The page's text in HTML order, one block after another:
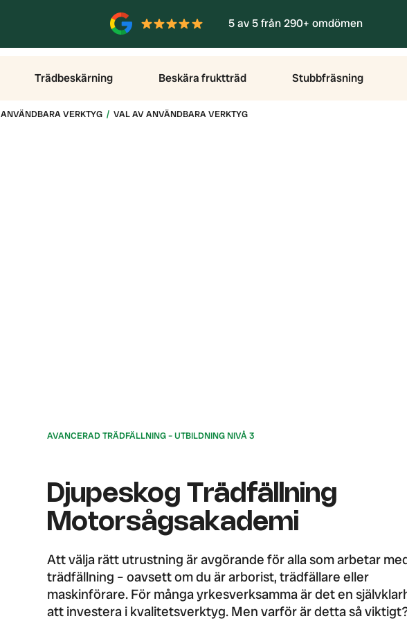
5 av 5 från 290+ omdömen
Trädbeskärning Beskära fruktträd Stubbfräsning
ANVÄNDBARA VERKTYG VAL AV ANVÄNDBARA VERKTYG
AVANCERAD TRÄDFÄLLNING – UTBILDNING NIVÅ 3
Djupeskog Trädfällning
Motorsågsakademi
Att välja rätt utrustning är avgörande för alla som arbetar
trädfällning – oavsett om du är arborist, trädfällare eller
maskinförare. För många yrkesverksamma är det en
att investera i kvalitetsverktyg. Men varför är detta så